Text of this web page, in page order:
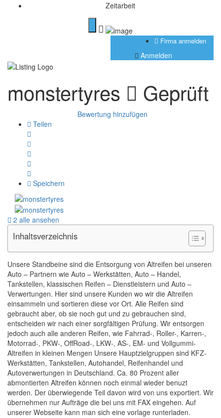
Zeitarbeit
Firma anmelden
Anmelden
monstertyres Geprüft
Bewertung hinzufügen
Teilen
Speichern
2 alle ansehen
Inhaltsverzeichnis
Unsere Standbeine sind die Entsorgung von Altreifen bei unseren
Auto – Partnern wie Auto – Werkstätten, Auto – Handel,
Tankstellen, klassischen Reifen – Dienstleistern und Auto –
Verwertungen. Hier sind unsere Kunden wo wir die Altreifen
einsammeln und sortieren diese vor Ort. Alle Reifen sind
gebraucht aber, ob sie noch gut und zu gebrauchen sind,
entscheiden wir nach einer sorgfältigen Prüfung. Wir entsorgen
jedoch auch alle anderen Reifen, wie Fahrrad-, Roller-, Karren-,
Motorrad-, PKW-, OffRoad-, LKW-, AS-, EM- und Vollgummi-
Altreifen in kleinen Mengen Unsere Hauptzielgruppen sind KFZ-
Werkstätten, Tankstellen, Autohandel, Reifenhandel und
Autoverwertungen in Deutschland. Ca. 80 Prozent aller
abmontierten Altreifen können noch einmal wieder benuzt
werden. Der überwiegende Teil davon wird von uns exportiert. Wir
übernehmen nur Aufträge die bei uns mit FAX eingehen. Auf
unserer Webseite kann man sich eine vorlage runterladen.